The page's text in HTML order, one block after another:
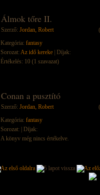
Álmok tőre II.
Szerző: Jordan, Robert
Kategória: fantasy
Sorozat: Az idő kereke | Díjak:
Értékelés: 10 (1 szavazat)
Conan a pusztító
Szerző: Jordan, Robert
Kategória: fantasy
Sorozat:
| Díjak:
A könyv még nincs értékelve.